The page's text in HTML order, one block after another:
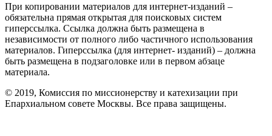
При копировании материалов для интернет-изданий –
обязательна прямая открытая для поисковых систем
гиперссылка. Ссылка должна быть размещена в
независимости от полного либо частичного использования
материалов. Гиперссылка (для интернет- изданий) – должна
быть размещена в подзаголовке или в первом абзаце
материала.
© 2019, Комиссия по миссионерству и катехизации при
Епархиальном совете Москвы. Все права защищены.